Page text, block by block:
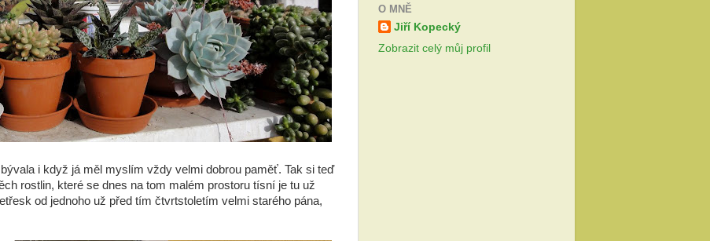
i když já měl myslím vždy velmi dobrou paměť. Tak si teď
rostlin, které se dnes na tom malém prostoru tísní je tu už
od jednoho už před tím čtvrtstoletím velmi starého pána,
O MNĚ
Jiří Kopecký
Zobrazit celý můj profil